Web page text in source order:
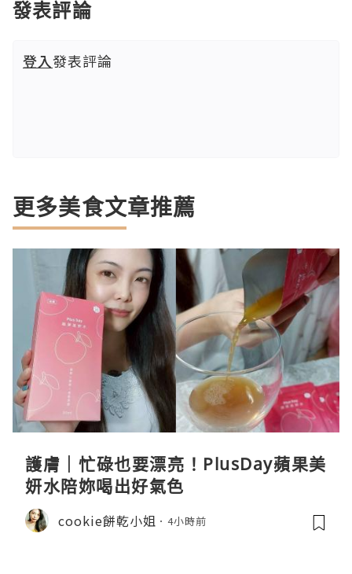
發表評論
登入發表評論
更多美食文章推薦
護膚｜忙碌也要漂亮！PlusDay蘋果美
妍水陪妳喝出好氣色
cookie餅乾小姐 4小時前